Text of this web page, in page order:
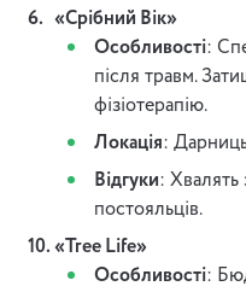
«Срібний Вік»
Особливості:
після травм.
фізіотерапію.
Локація:
Відгуки: Хвалять
постояльців.
«Tree Life»
Особливості: